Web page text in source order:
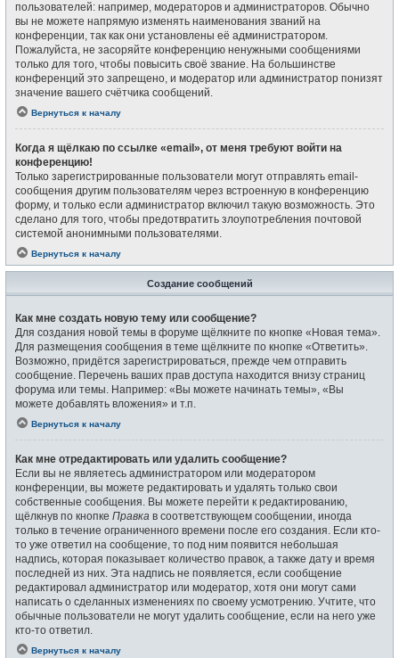
пользователей: например, модераторов и администраторов. Обычно
вы не можете напрямую изменять наименования званий на
конференции, так как они установлены её администратором.
Пожалуйста, не засоряйте конференцию ненужными сообщениями
только для того, чтобы повысить своё звание. На большинстве
конференций это запрещено, и модератор или администратор понизят
значение вашего счётчика сообщений.
Вернуться к началу
Когда я щёлкаю по ссылке «email», от меня требуют войти на
конференцию!
Только зарегистрированные пользователи могут отправлять email-
сообщения другим пользователям через встроенную в конференцию
форму, и только если администратор включил такую возможность. Это
сделано для того, чтобы предотвратить злоупотребления почтовой
системой анонимными пользователями.
Вернуться к началу
Создание сообщений
Как мне создать новую тему или сообщение?
Для создания новой темы в форуме щёлкните по кнопке «Новая тема».
Для размещения сообщения в теме щёлкните по кнопке «Ответить».
Возможно, придётся зарегистрироваться, прежде чем отправить
сообщение. Перечень ваших прав доступа находится внизу страниц
форума или темы. Например: «Вы можете начинать темы», «Вы
можете добавлять вложения» и т.п.
Вернуться к началу
Как мне отредактировать или удалить сообщение?
Если вы не являетесь администратором или модератором
конференции, вы можете редактировать и удалять только свои
собственные сообщения. Вы можете перейти к редактированию,
щёлкнув по кнопке Правка в соответствующем сообщении, иногда
только в течение ограниченного времени после его создания. Если кто-
то уже ответил на сообщение, то под ним появится небольшая
надпись, которая показывает количество правок, а также дату и время
последней из них. Эта надпись не появляется, если сообщение
редактировал администратор или модератор, хотя они могут сами
написать о сделанных изменениях по своему усмотрению. Учтите, что
обычные пользователи не могут удалить сообщение, если на него уже
кто-то ответил.
Вернуться к началу